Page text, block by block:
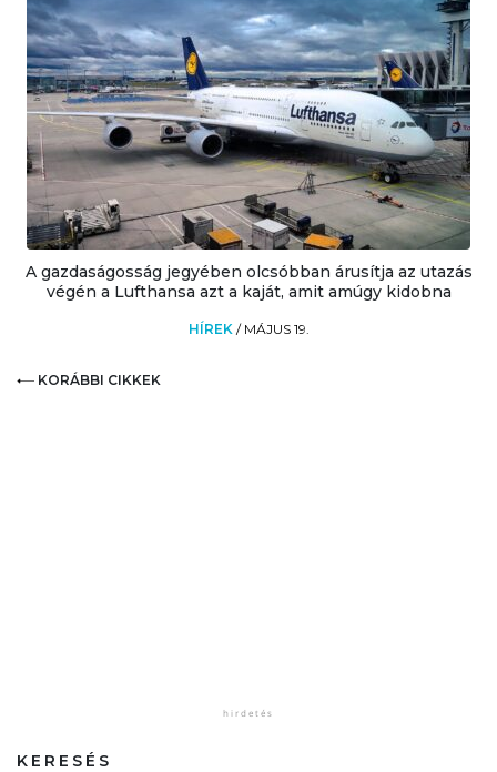
A gazdaságosság jegyében olcsóbban árusítja az utazás
végén a Lufthansa azt a kaját, amit amúgy kidobna
HÍREK / MÁJUS 19.
KORÁBBI CIKKEK
KERESÉS